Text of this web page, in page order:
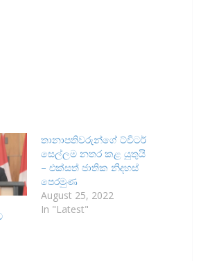
තානාපතිවරුන්ගේ ට්විටර්
සෙල්ලම නතර කළ යුතුයි
– එක්සත් ජාතික නිදහස්
පෙරමුණ
August 25, 2022
In "Latest"